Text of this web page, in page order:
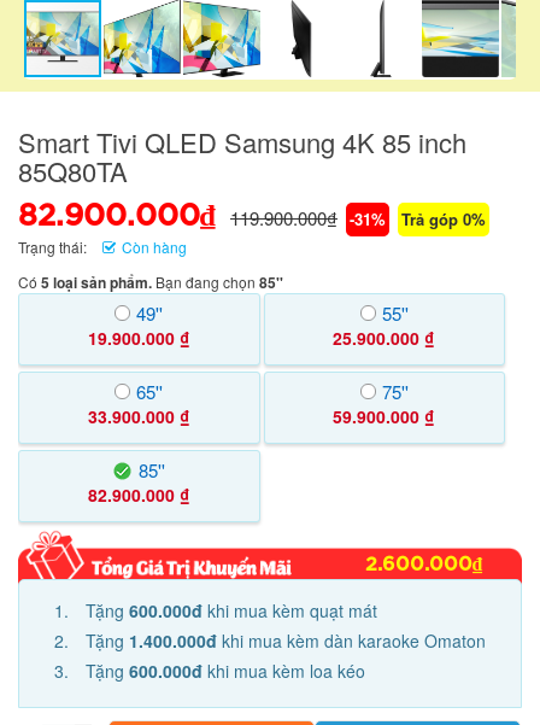
Smart Tivi QLED Samsung 4K 85 inch
85Q80TA
82.900.000₫ 119.900.000₫ -31% Trả góp 0%
Trạng thái:
Còn hàng
Có 5 loại sản phẩm. Bạn đang chọn 85''
49''
19.900.000 ₫
55''
25.900.000 ₫
65''
33.900.000 ₫
75''
59.900.000 ₫
85''
82.900.000 ₫
2.600.000₫
Tặng 600.000đ khi mua kèm quạt mát
Tặng 1.400.000đ khi mua kèm dàn karaoke Omaton
Tặng 600.000đ khi mua kèm loa kéo